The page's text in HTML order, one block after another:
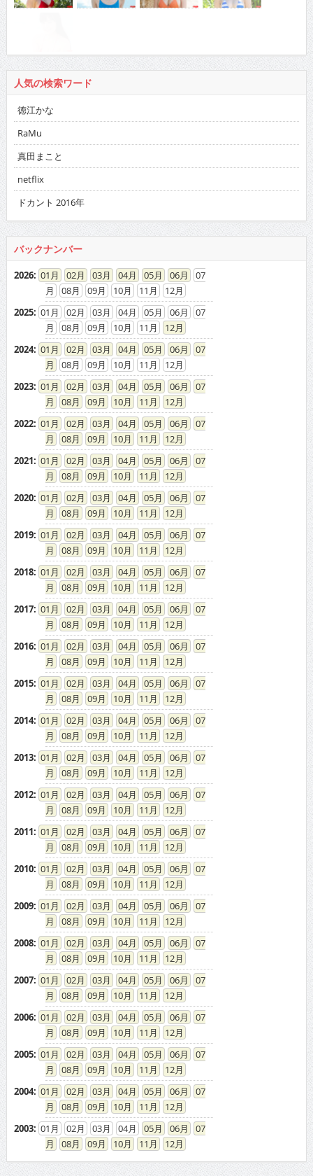
人気の検索ワード
徳江かな
RaMu
真田まこと
netflix
ドカント 2016年
バックナンバー
2026: 01 02 03 04 05 06
07
08
09 10 11
12
2025: 01 02 03 04 05 06
07
08
09 10 11
12
2024: 01 02 03 04 05 06
07
08
09 10 11
12
2023: 01 02 03 04 05 06
07
08
09 10 11
12
2022: 01 02 03 04 05 06
07
08
09 10 11
12
2021: 01 02 03 04 05 06
07
08
09 10 11
12
2020: 01 02 03 04 05 06
07
08
09 10 11
12
2019: 01 02 03 04 05 06
07
08
09 10 11
12
2018: 01 02 03 04 05 06
07
08
09 10 11
12
2017: 01 02 03 04 05 06
07
08
09 10 11
12
2016: 01 02 03 04 05 06
07
08
09 10 11
12
2015: 01 02 03 04 05 06
07
08
09 10 11
12
2014: 01 02 03 04 05 06
07
08
09 10 11
12
2013: 01 02 03 04 05 06
07
08
09 10 11
12
2012: 01 02 03 04 05 06
07
08
09 10 11
12
2011: 01 02 03 04 05 06
07
08
09 10 11
12
2010: 01 02 03 04 05 06
07
08
09 10 11
12
2009: 01 02 03 04 05 06
07
08
09 10 11
12
2008: 01 02 03 04 05 06
07
08
09 10 11
12
2007: 01 02 03 04 05 06
07
08
09 10 11
12
2006: 01 02 03 04 05 06
07
08
09 10 11
12
2005: 01 02 03 04 05 06
07
08
09 10 11
12
2004: 01 02 03 04 05 06
07
08
09 10 11
12
2003: 01 02 03 04 05 06
07
08
09 10 11 12